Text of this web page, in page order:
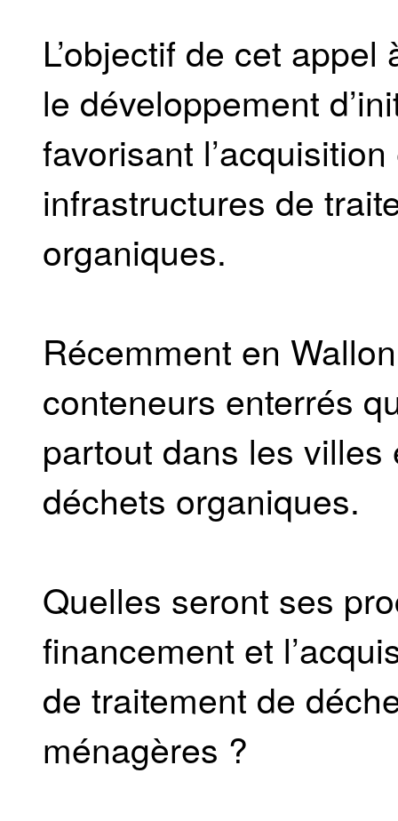
L’objectif de cet
le développement
favorisant
infrastructures de
organiques.
Récemment en
conteneurs enterrés
partout dans les
déchets organiques.
Quelles seront ses
financement et
de traitement de
ménagères ?